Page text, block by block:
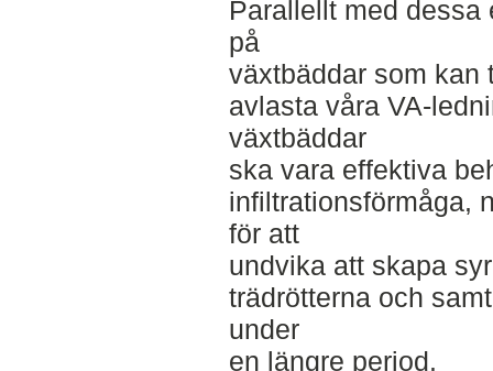
Parallellt med dessa
på
växtbäddar som kan
avlasta våra VA-
växtbäddar
ska vara effektiva
infiltrationsförmåga,
för att
undvika att skapa
trädrötterna och
under
en längre period.